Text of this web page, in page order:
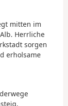
mitten im
Herrliche
sorgen
erholsame